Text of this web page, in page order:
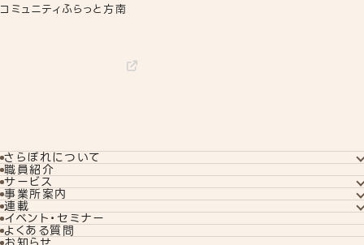
コミュニティふらっと方南
さらぽれについて
さらぽれについてTOP
就労実績
代表者あいさつ
さらぽれの歴史
職員紹介
サービス
サービスTOP
就労移行支援
就労定着支援
若年者就労支援
企業向けサービス
リワークプログラム
事業所案内
事業所案内TOP
下北沢事業所
秋葉原事業所
連載
コラム
訓練生ブログ
さらぽれcafe
イベント・セミナー
よくある質問